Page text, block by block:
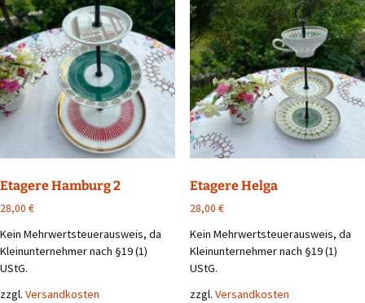
Etagere Hamburg 2
28,00 €
Kein Mehrwertsteuerausweis, da
Kleinunternehmer nach §19 (1)
UStG.
zzgl. Versandkosten
Etagere Helga
28,00 €
Kein Mehrwertsteuerausweis, da
Kleinunternehmer nach §19 (1)
UStG.
zzgl. Versandkosten